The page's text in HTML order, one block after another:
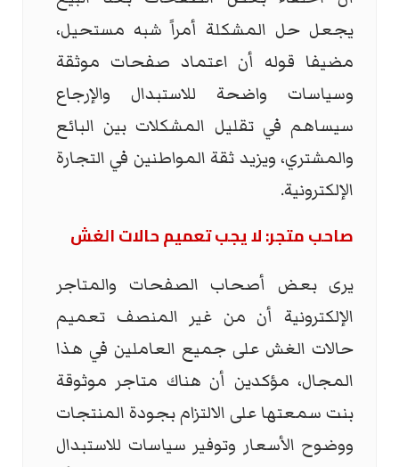
يجعل حل المشكلة أمراً شبه مستحيل،
مضيفا قوله أن اعتماد صفحات موثقة
وسياسات واضحة للاستبدال والإرجاع
سيساهم في تقليل المشكلات بين البائع
والمشتري، ويزيد ثقة المواطنين في التجارة
الإلكترونية.
صاحب متجر: لا يجب تعميم حالات الغش
يرى بعض أصحاب الصفحات والمتاجر
الإلكترونية أن من غير المنصف تعميم
حالات الغش على جميع العاملين في هذا
المجال، مؤكدين أن هناك متاجر موثوقة
بنت سمعتها على الالتزام بجودة المنتجات
ووضوح الأسعار وتوفير سياسات للاستبدال